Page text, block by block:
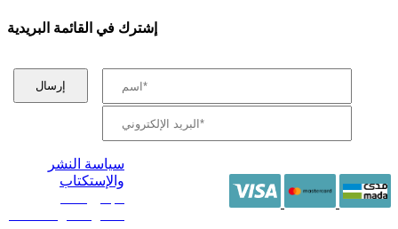
إشترك في القائمة البريدية
سياسة النشر
والإستكتاب